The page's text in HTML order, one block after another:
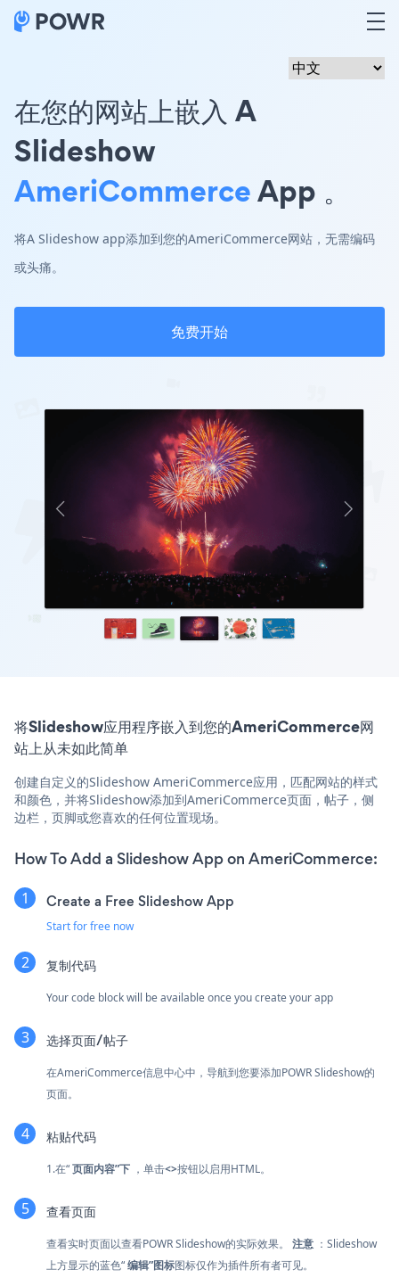
在您的网站上嵌入 A
Slideshow
AmeriCommerceApp 。
将A Slideshow app添加到您的AmeriCommerce网站，无需编码
或头痛。
免费开始
将Slideshow应用程序嵌入到您的AmeriCommerce网
站上从未如此简单
创建自定义的Slideshow AmeriCommerce应用，匹配网站的样式
和颜色，并将Slideshow添加到AmeriCommerce页面，帖子，侧
边栏，页脚或您喜欢的任何位置现场。
How To Add a Slideshow App on AmeriCommerce:
Create a Free Slideshow App
Start for free now
复制代码
Your code block will be available once you create your app
选择页面/帖子
在AmeriCommerce信息中心中，导航到您要添加POWR Slideshow的
页面。
粘贴代码
1.在“页面内容”下 ，单击<>按钮以启用HTML。
查看页面
查看实时页面以查看POWR Slideshow的实际效果。 注意 ：Slideshow
上方显示的蓝色“编辑”图标图标仅作为插件所有者可见。